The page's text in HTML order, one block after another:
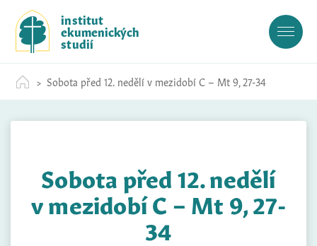
c
institut
ekumenických
studií
Sobota před 12. nedělí v mezidobí C – Mt 9, 27-34
Sobota před 12. nedělí
v mezidobí C – Mt 9, 27-
34